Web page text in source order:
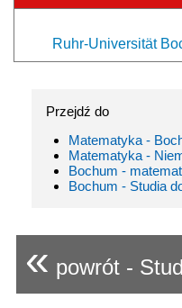
Ruhr-Universität
Przejdź do
Matematyka -
Matematyka -
Bochum -
Bochum - Studia
« powrót -